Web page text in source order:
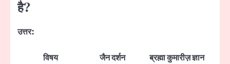
है?
उत्तर:
विषय जैन दर्शन
ब्रह्मा कुमारीज़ ज्ञान